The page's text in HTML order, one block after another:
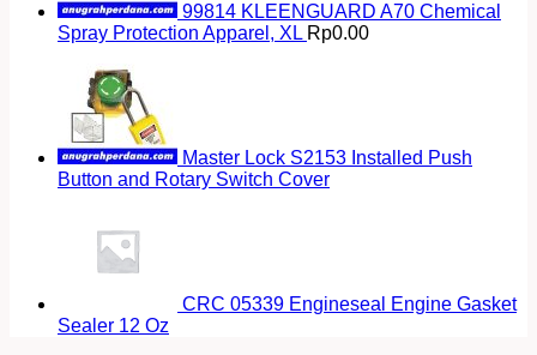
99814 KLEENGUARD A70 Chemical
Spray Protection Apparel, XL Rp0.00
Master Lock S2153 Installed Push
Button and Rotary Switch Cover
CRC 05339 Engineseal Engine Gasket
Sealer 12 Oz